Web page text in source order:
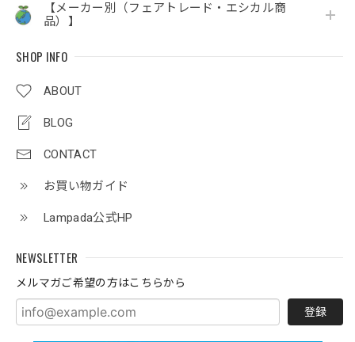
【メーカー別（フェアトレード・エシカル商
品）】
SHOP INFO
ABOUT
BLOG
CONTACT
お買い物ガイド
Lampada公式HP
NEWSLETTER
メルマガご希望の方はこちらから
登録